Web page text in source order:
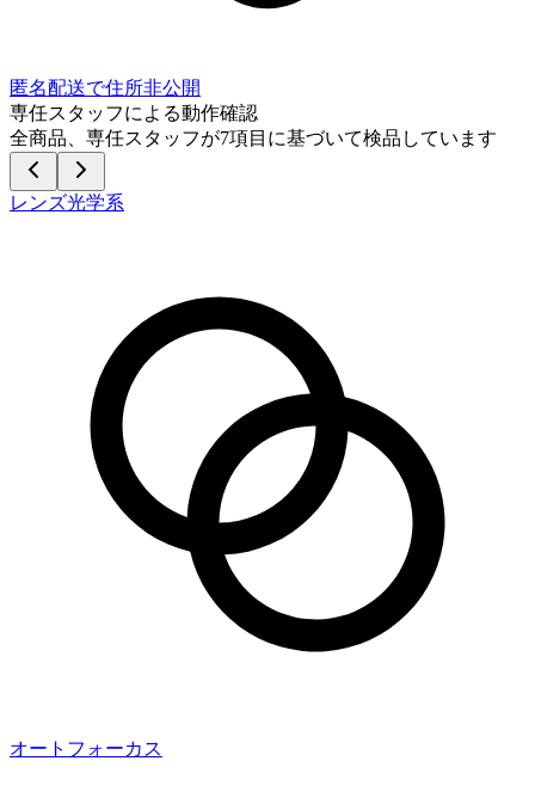
匿名配送で住所非公開
専任スタッフによる動作確認
全商品、専任スタッフが7項目に基づいて検品しています
レンズ光学系
オートフォーカス